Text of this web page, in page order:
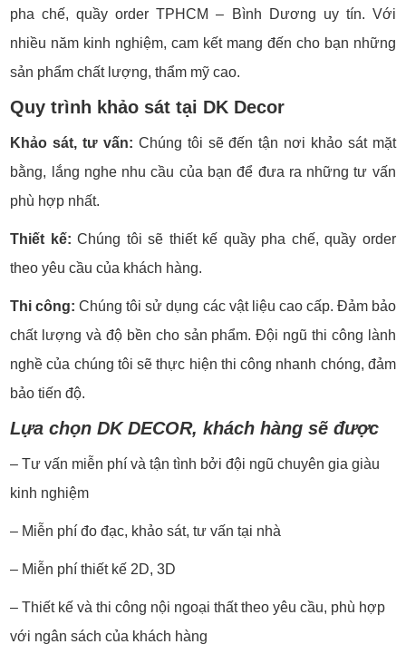
pha chế, quầy order TPHCM – Bình Dương uy tín. Với
nhiều năm kinh nghiệm, cam kết mang đến cho bạn những
sản phẩm chất lượng, thẩm mỹ cao.
Quy trình khảo sát tại DK Decor
Khảo sát, tư vấn: Chúng tôi sẽ đến tận nơi khảo sát mặt
bằng, lắng nghe nhu cầu của bạn để đưa ra những tư vấn
phù hợp nhất.
Thiết kế: Chúng tôi sẽ thiết kế quầy pha chế, quầy order
theo yêu cầu của khách hàng.
Thi công: Chúng tôi sử dụng các vật liệu cao cấp. Đảm bảo
chất lượng và độ bền cho sản phẩm. Đội ngũ thi công lành
nghề của chúng tôi sẽ thực hiện thi công nhanh chóng, đảm
bảo tiến độ.
Lựa chọn DK DECOR, khách hàng sẽ được
– Tư vấn miễn phí và tận tình bởi đội ngũ chuyên gia giàu
kinh nghiệm
– Miễn phí đo đạc, khảo sát, tư vấn tại nhà
– Miễn phí thiết kế 2D, 3D
– Thiết kế và thi công nội ngoại thất theo yêu cầu, phù hợp
với ngân sách của khách hàng